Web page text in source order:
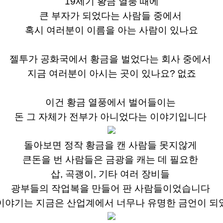
큰 부자가 되었다는 사람들 중에서
혹시 여러분이 이름을 아는 사람이
있나요
젤투가 공화국에서 황금을 벌었다는 회사 중에서
지금 여러분이 아시는 곳이 있나요? 없죠
이건 황금 열풍에서 벌어들이는
돈 그 자체가 전부가 아니었다는 이야기입니다
돌아보면 정작 황금을 캔 사람들 못지않게
큰돈을 번 사람들은 금광을 캐는 데 필요한
삽, 곡괭이, 기타 여러 장비들
광부들의 작업복을 만들어 판 사람들이었습니다
야기는 지금은 산업계에서 너무나 유명한 금언이 되